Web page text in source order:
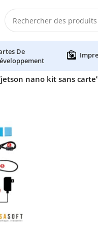
De
nano kit sans